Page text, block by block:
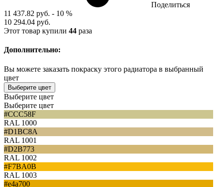
Поделиться
11 437.82 руб. - 10 %
10 294.04 руб.
Этот товар купили 44 раза
Дополнительно:
Вы можете заказать покраску этого радиатора в выбранный
цвет
Выберите цвет
Выберите цвет
Выберите цвет
#CCC58F
RAL 1000
#D1BC8A
RAL 1001
#D2B773
RAL 1002
#F7BA0B
RAL 1003
#e4a700